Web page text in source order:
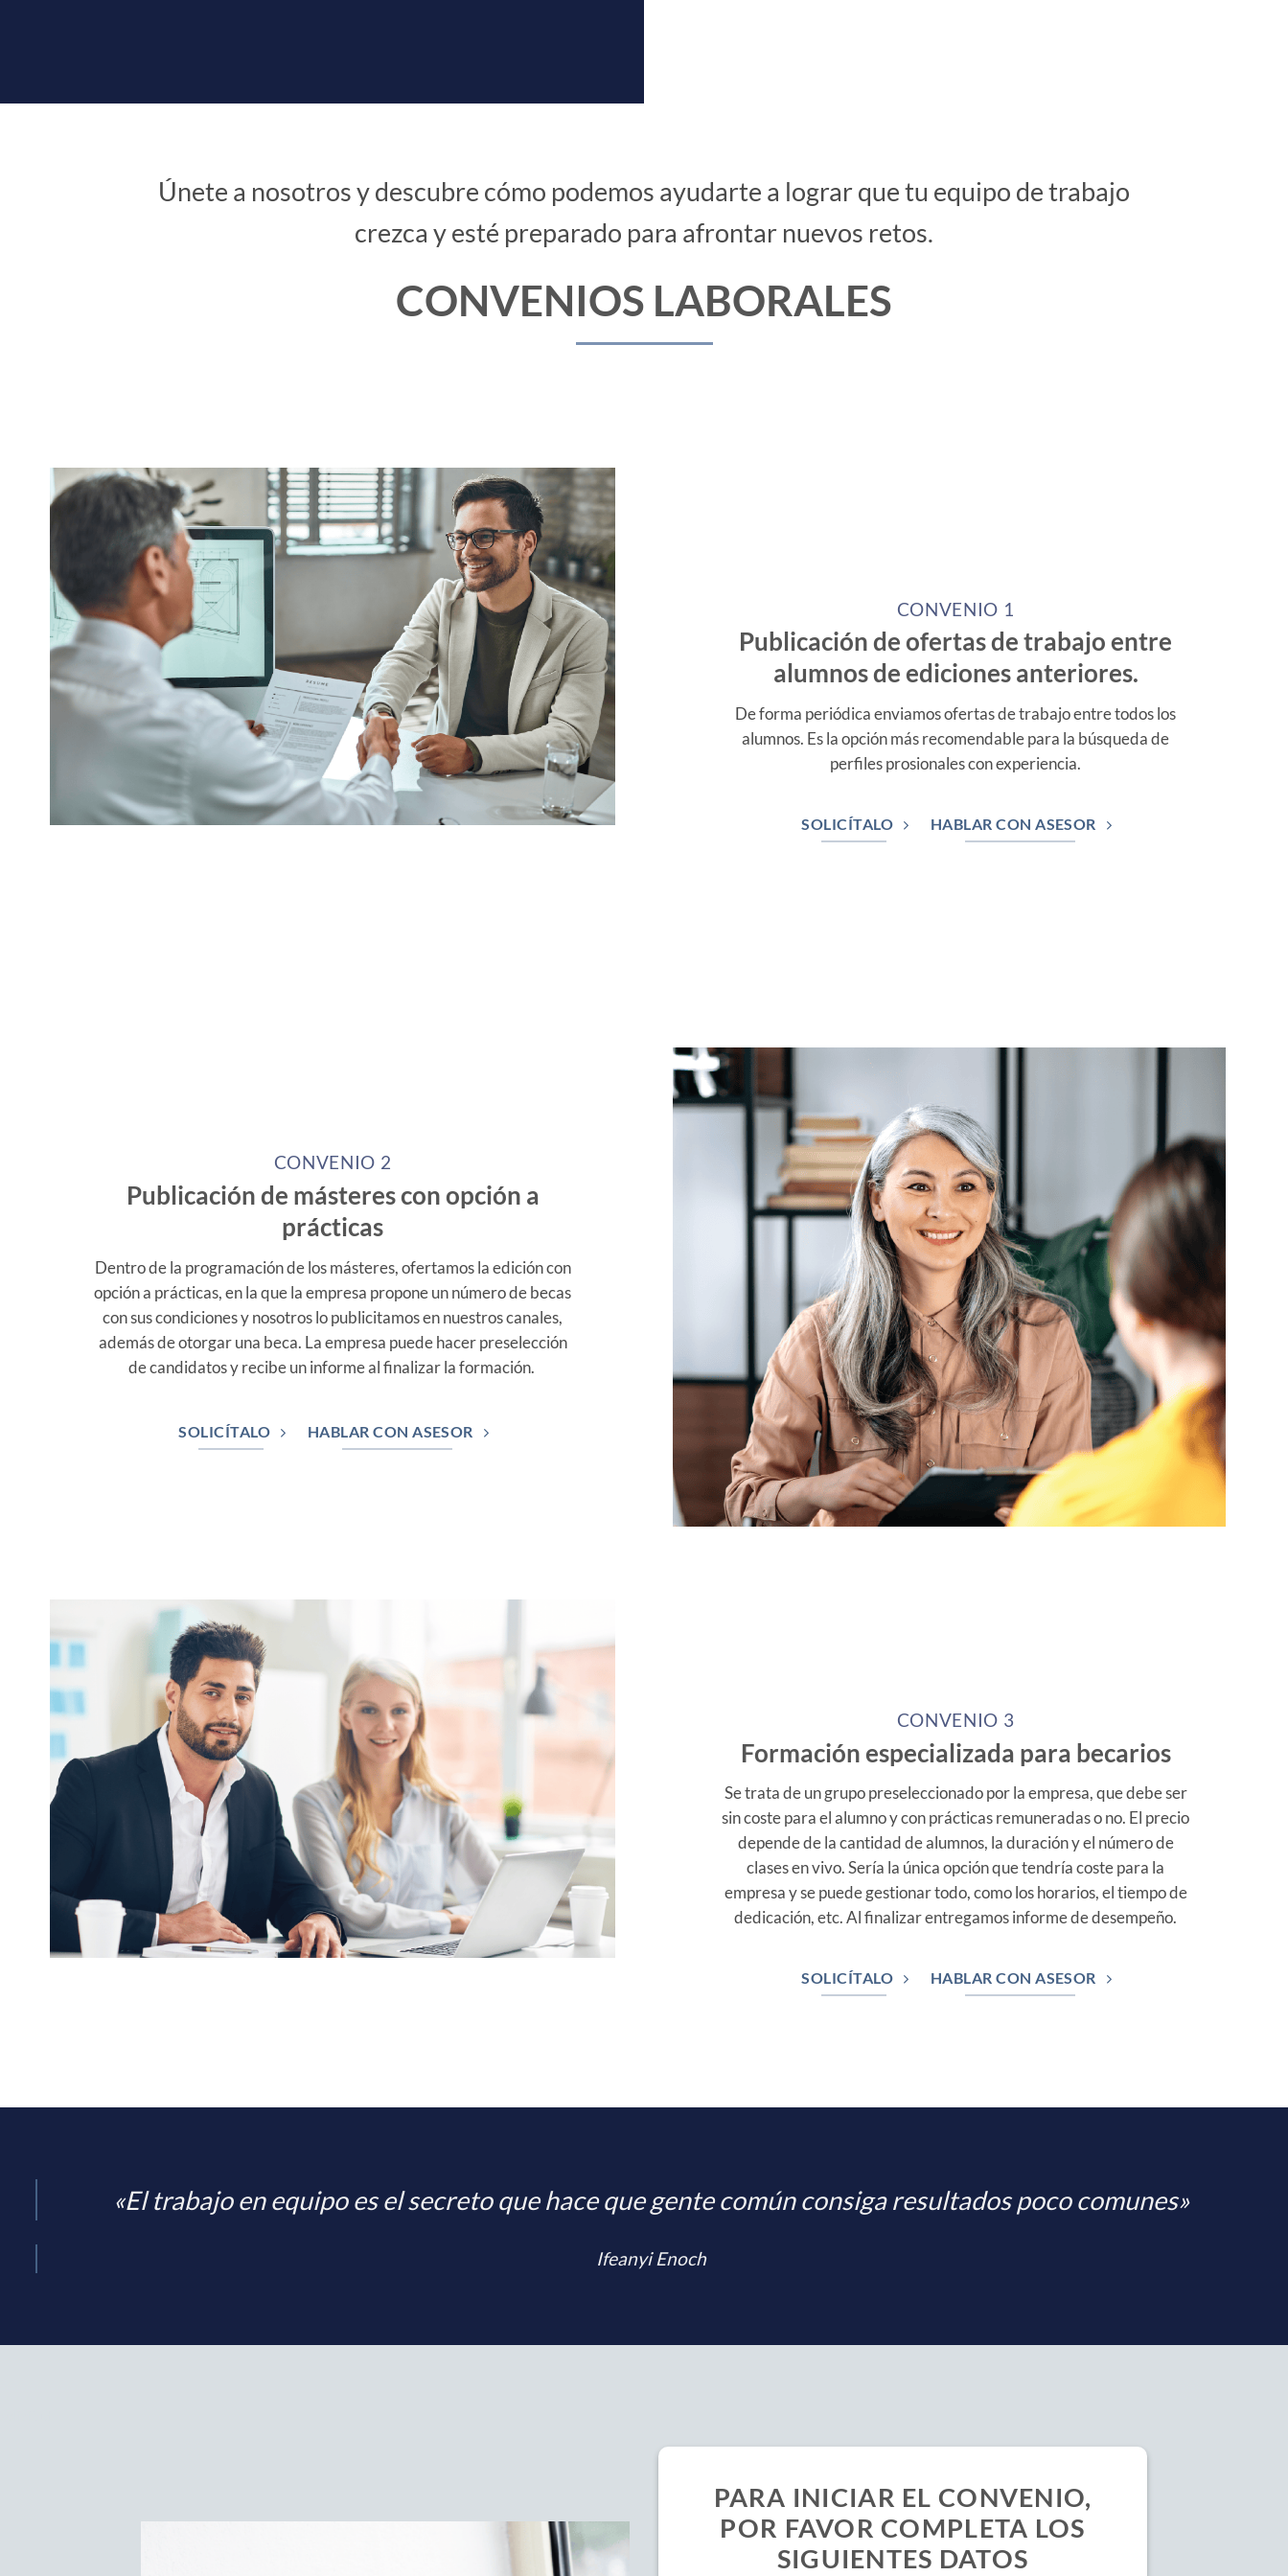
Únete a nosotros y descubre cómo podemos ayudarte a lograr que tu equipo de trabajo
crezca y esté preparado para afrontar nuevos retos.
CONVENIOS LABORALES
CONVENIO 1
Publicación de ofertas de trabajo entre
alumnos de ediciones anteriores.
De forma periódica enviamos ofertas de trabajo entre todos los
alumnos. Es la opción más recomendable para la búsqueda de
perfiles prosionales con experiencia.
SOLICÍTALO HABLAR CON ASESOR
CONVENIO 2
Publicación de másteres con opción a
prácticas
Dentro de la programación de los másteres, ofertamos la edición con
opción a prácticas, en la que la empresa propone un número de becas
con sus condiciones y nosotros lo publicitamos en nuestros canales,
además de otorgar una beca. La empresa puede hacer preselección
de candidatos y recibe un informe al finalizar la formación.
SOLICÍTALO HABLAR CON ASESOR
CONVENIO 3
Formación especializada para becarios
Se trata de un grupo preseleccionado por la empresa, que debe ser
sin coste para el alumno y con prácticas remuneradas o no. El precio
depende de la cantidad de alumnos, la duración y el número de
clases en vivo. Sería la única opción que tendría coste para la
empresa y se puede gestionar todo, como los horarios, el tiempo de
dedicación, etc. Al finalizar entregamos informe de desempeño.
SOLICÍTALO HABLAR CON ASESOR
«El trabajo en equipo es el secreto que hace que gente común consiga resultados poco comunes»
Ifeanyi Enoch
PARA INICIAR EL CONVENIO,
POR FAVOR COMPLETA LOS
SIGUIENTES DATOS